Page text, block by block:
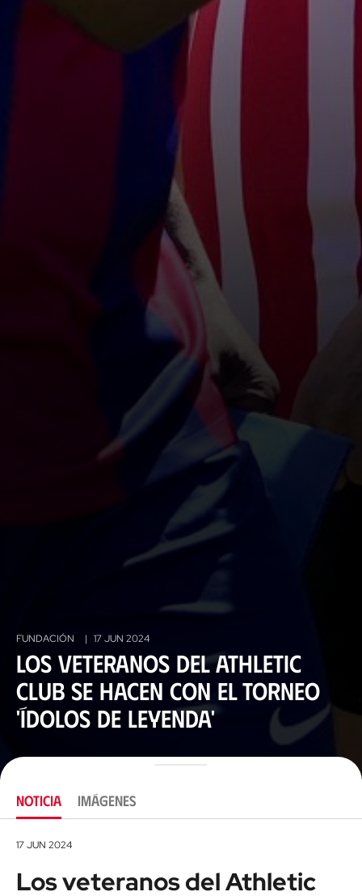
FUNDACIÓN | 17 JUN 2024
Los veteranos del Athletic
Club se hacen con el torneo
'Ídolos de Leyenda'
NOTICIA IMÁGENES
17 JUN 2024
Los veteranos del Athletic